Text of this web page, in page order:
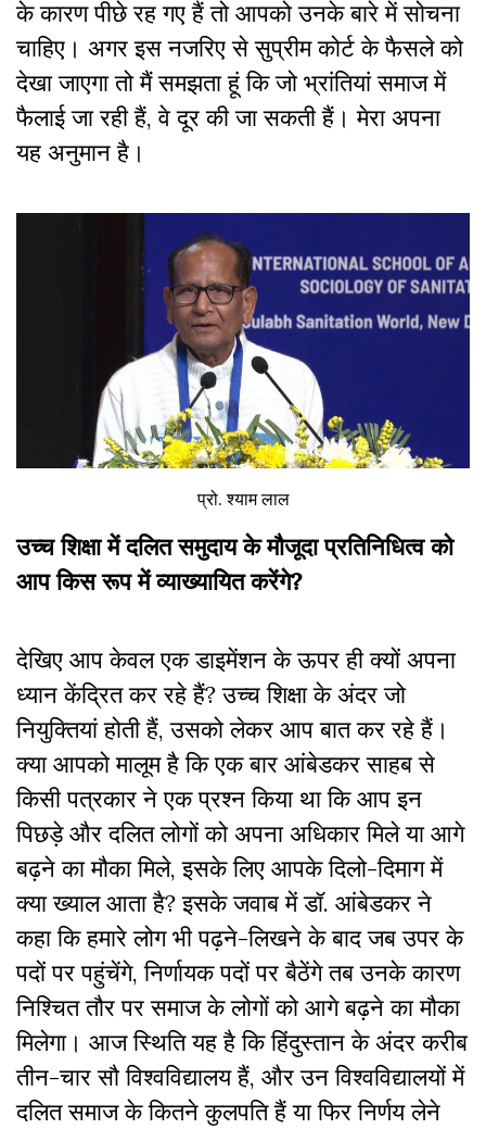
के कारण पीछे रह गए हैं तो आपको उनके बारे में सोचना
चाहिए। अगर इस नजरिए से सुप्रीम कोर्ट के फैसले को
देखा जाएगा तो मैं समझता हूं कि जो भ्रांतियां समाज में
फैलाई जा रही हैं, वे दूर की जा सकती हैं। मेरा अपना
यह अनुमान है।
प्रो. श्याम लाल
उच्च शिक्षा में दलित समुदाय के मौजूदा प्रतिनिधित्व को
आप किस रूप में व्याख्यायित करेंगे?
देखिए आप केवल एक डाइमेंशन के ऊपर ही क्यों अपना
ध्यान केंद्रित कर रहे हैं? उच्च शिक्षा के अंदर जो
नियुक्तियां होती हैं, उसको लेकर आप बात कर रहे हैं।
क्या आपको मालूम है कि एक बार आंबेडकर साहब से
किसी पत्रकार ने एक प्रश्न किया था कि आप इन
पिछड़े और दलित लोगों को अपना अधिकार मिले या आगे
बढ़ने का मौका मिले, इसके लिए आपके दिलो-दिमाग में
क्या ख्याल आता है? इसके जवाब में डॉ. आंबेडकर ने
कहा कि हमारे लोग भी पढ़ने-लिखने के बाद जब उपर के
पदों पर पहुंचेंगे, निर्णायक पदों पर बैठेंगे तब उनके कारण
निश्चित तौर पर समाज के लोगों को आगे बढ़ने का मौका
मिलेगा। आज स्थिति यह है कि हिंदुस्तान के अंदर करीब
तीन-चार सौ विश्वविद्यालय हैं, और उन विश्वविद्यालयों में
दलित समाज के कितने कुलपति हैं या फिर निर्णय लेने